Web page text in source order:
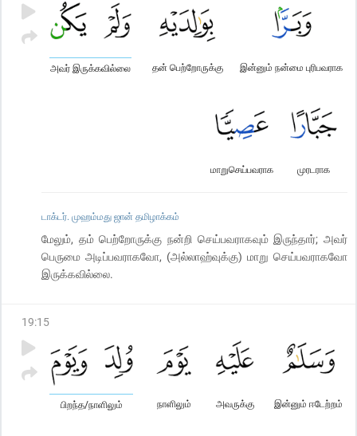
இன்னும் நன்மை புரிபவராக
தன் பெற்றோருக்கு
அவர் இருக்கவில்லை
முரடராக
மாறுசெய்பவராக
டாக்டர். முஹம்மது ஜான் தமிழாக்கம்
மேலும், தம் பெற்றோருக்கு நன்றி செய்பவராகவும் இருந்தார்; அவர்
பெருமை அடிப்பவராகவோ, (அல்லாஹ்வுக்கு) மாறு செய்பவராகவோ
இருக்கவில்லை.
19:15
இன்னும் ஈடேற்றம்
அவருக்கு
நாளிலும்
பிறந்த/நாளிலும்